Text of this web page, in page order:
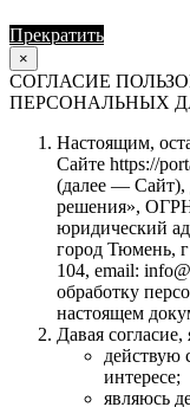
Прекратить
×
СОГЛАСИЕ
ПЕРСОНАЛЬНЫХ
Настоящим,
Сайте https://
(далее —
решения»,
юридический
город Тюмень,
104, email:
обработку
настоящем
Давая
действую
интересе;
являюсь